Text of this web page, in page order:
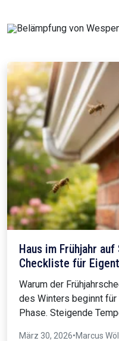
Haus im Frühjahr
Checkliste für
Warum der
des Winters beginnt
Phase. Steigende
März 30, 2026•Marcus Wöll